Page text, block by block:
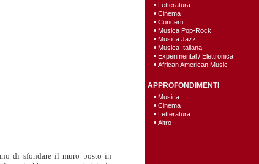
di sfondare il muro posto in
• Letteratura
• Cinema
• Concerti
• Musica Pop-Rock
• Musica Jazz
• Musica Italiana
• Experimental / Elettronica
• African American Music
APPROFONDIMENTI
• Musica
• Cinema
• Letteratura
• Altro